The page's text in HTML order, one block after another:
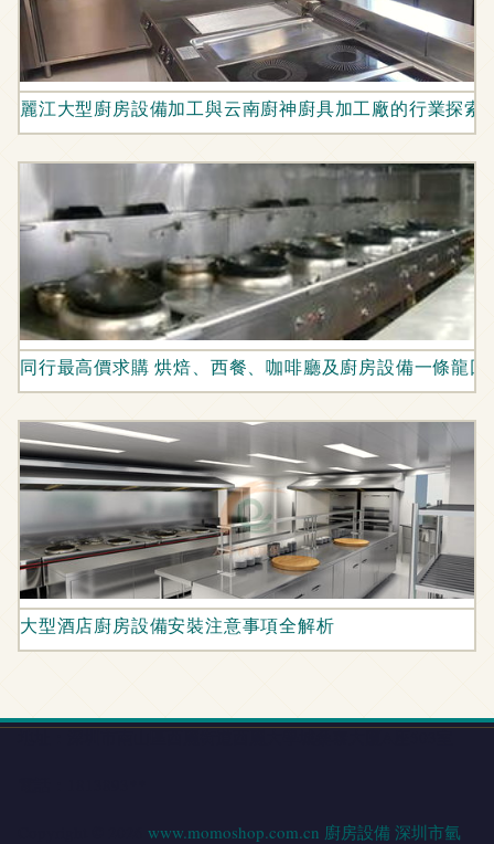
麗江大型廚房設備加工與云南廚神廚具加工廠的行業探索
同行最高價求購 烘焙、西餐、咖啡廳及廚房設備一條龍回
大型酒店廚房設備安裝注意事項全解析
www.momoshop.com.cn 廚房設備 深圳市氫